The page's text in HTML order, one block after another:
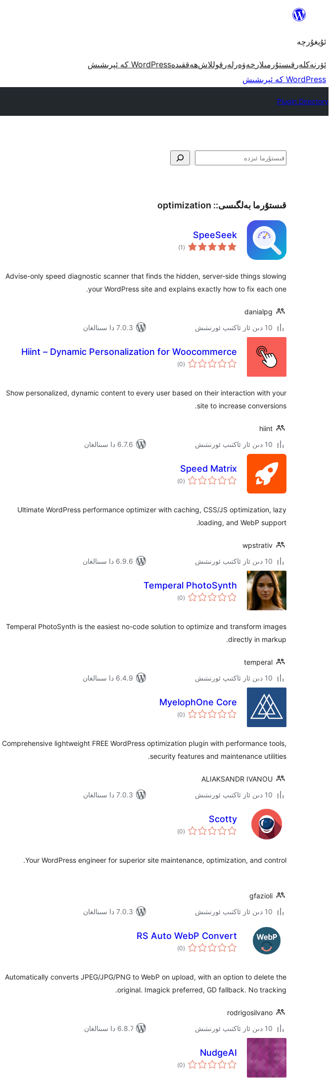
مەزمۇنغا
ئۇيغۇرچە
ئۆرنەكلەر قىستۇرمىلار خەۋەرلەر قوللاشھەققىدەWordPress كە ئېرىشىش
WordPress كە ئېرىشىش
Plugin Directory
ئىزدە
قىستۇرما بەلگىسى:: optimization
SpeeSeek
(1 ئومۇمىي
دەرىجە)
Advise-only speed diagnostic scanner that finds the hidden, server-side things slowing
your WordPress site and explains exactly how to fix each one.
danialpg
10 دىن ئاز ئاكتىپ ئورنىتىش
7.0.3 دا سىنالغان
Hiint – Dynamic Personalization for Woocommerce
(0 ئومۇمىي
دەرىجە
)
Show personalized, dynamic content to every user based on their interaction with your
site to increase conversions.
hiint
10 دىن ئاز ئاكتىپ ئورنىتىش
6.7.6 دا سىنالغان
Speed Matrix
(0 ئومۇمىي
دەرىجە
)
Ultimate WordPress performance optimizer with caching, CSS/JS optimization, lazy
loading, and WebP support.
wpstrativ
10 دىن ئاز ئاكتىپ ئورنىتىش
6.9.6 دا سىنالغان
Temperal PhotoSynth
(0 ئومۇمىي
دەرىجە
)
Temperal PhotoSynth is the easiest no-code solution to optimize and transform images
directly in markup.
temperal
10 دىن ئاز ئاكتىپ ئورنىتىش
6.4.9 دا سىنالغان
MyelophOne Core
(0 ئومۇمىي
دەرىجە
)
Comprehensive lightweight FREE WordPress optimization plugin with performance tools,
security features and maintenance utilities.
ALIAKSANDR IVANOU
10 دىن ئاز ئاكتىپ ئورنىتىش
7.0.3 دا سىنالغان
Scotty
(0 ئومۇمىي
دەرىجە
)
Your WordPress engineer for superior site maintenance, optimization, and control.
gfazioli
10 دىن ئاز ئاكتىپ ئورنىتىش
7.0.3 دا سىنالغان
RS Auto WebP Convert
(0 ئومۇمىي
دەرىجە
)
Automatically converts JPEG/JPG/PNG to WebP on upload, with an option to delete the
original. Imagick preferred, GD fallback. No tracking.
rodrigosilvano
10 دىن ئاز ئاكتىپ ئورنىتىش
6.8.7 دا سىنالغان
NudgeAI
(0 ئومۇمىي
دەرىجە
)